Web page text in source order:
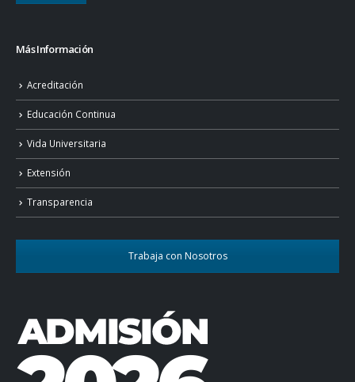
Más Información
Acreditación
Educación Continua
Vida Universitaria
Extensión
Transparencia
Trabaja con Nosotros